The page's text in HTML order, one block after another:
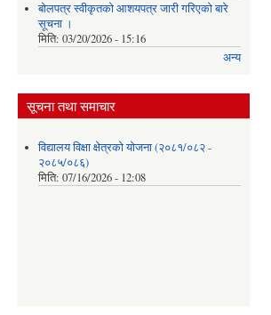
बोलपत्र स्वीकृतको आशयपत्र जारी गरिएको बारे
सूचना ।
मिति: 03/20/2026 - 15:16
अन्य
सूचना तथा समाचार
विद्यालय विक्षा क्षेत्रको योजना (२०८१/०८२ -
२०८५/०८६)
मिति: 07/16/2026 - 12:08